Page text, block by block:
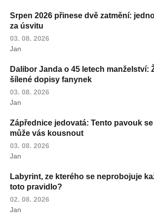
Srpen 2026 přinese dvě zatmění:
za úsvitu
03. 08. 2026
Jan
Dalibor Janda o 45 letech manželství:
šílené dopisy fanynek
03. 08. 2026
Jan
Zápřednice jedovatá: Tento pavouk
může vás kousnout
03. 08. 2026
Jan
Labyrint, ze kterého se neprobojuje
toto pravidlo?
02. 08. 2026
Jan